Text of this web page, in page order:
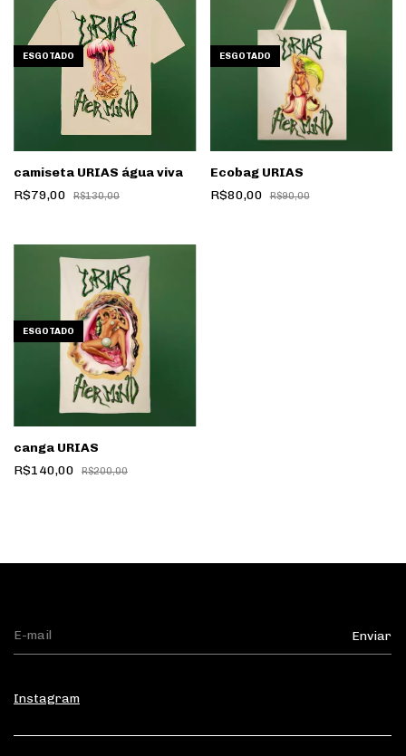
ESGOTADO
camiseta URIAS água viva
R$79,00
R$130,00
ESGOTADO
Ecobag URIAS
R$80,00
R$90,00
ESGOTADO
canga URIAS
R$140,00
R$200,00
Instagram